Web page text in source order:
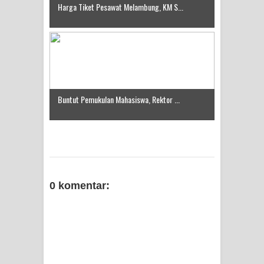
Harga Tiket Pesawat Melambung, KM S...
Buntut Pemukulan Mahasiswa, Rektor ...
0 komentar: